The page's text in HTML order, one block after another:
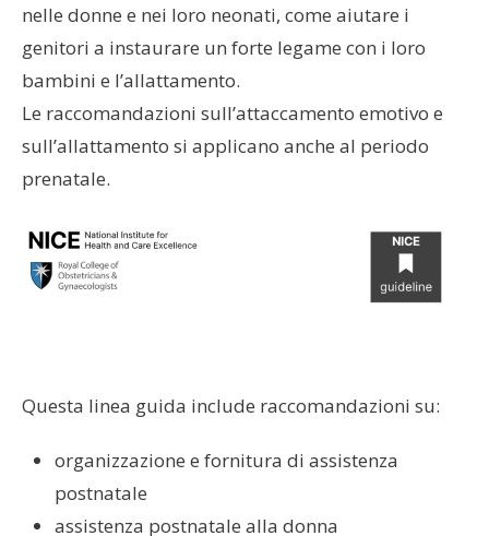
nelle donne e nei loro neonati, come aiutare i
genitori a instaurare un forte legame con i loro
bambini e l’allattamento.
Le raccomandazioni sull’attaccamento emotivo e
sull’allattamento si applicano anche al periodo
prenatale.
Questa linea guida include raccomandazioni su:
organizzazione e fornitura di assistenza
postnatale
assistenza postnatale alla donna